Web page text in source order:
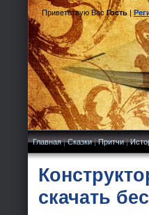
Приветствую Вас Гость|
Главная|Сказки|Притчи|
скачать